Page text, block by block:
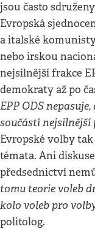
jsou často
Evropská
a italské
nebo irskou
nejsilnější frakce
demokraty až po
EPP ODS
součástí nejsilnější
Evropské volby
témata. Ani
předsednictví
tomu teorie voleb
kolo voleb pro
politolog.